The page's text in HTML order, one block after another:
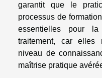
garantit que le
processus de
essentielles pour
traitement, car elles
niveau de
maîtrise pratique